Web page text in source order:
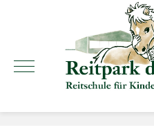
Mobile Menu Toggle